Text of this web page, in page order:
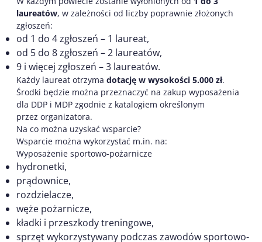
laureatów, w zależności od liczby poprawnie złożonych
zgłoszeń:
od 1 do 4 zgłoszeń – 1 laureat,
od 5 do 8 zgłoszeń – 2 laureatów,
9 i więcej zgłoszeń – 3 laureatów.
Każdy laureat otrzyma dotację w wysokości 5.000 zł.
Środki będzie można przeznaczyć na zakup wyposażenia
dla DDP i MDP zgodnie z katalogiem określonym
przez organizatora.
Na co można uzyskać wsparcie?
Wsparcie można wykorzystać m.in. na:
Wyposażenie sportowo-pożarnicze
hydronetki,
prądownice,
rozdzielacze,
węże pożarnicze,
kładki i przeszkody treningowe,
sprzęt wykorzystywany podczas zawodów sportowo-